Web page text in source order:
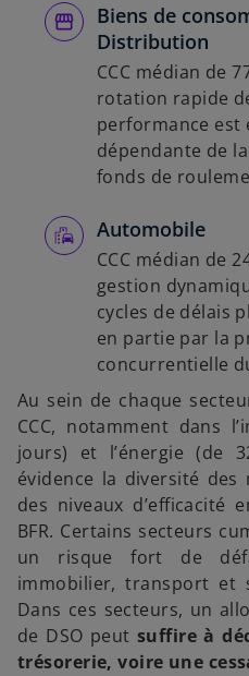
Biens de
Distribution
CCC médian de
rotation rapide
performance est
dépendante de
fonds de
Automobile
CCC médian de
gestion
cycles de délais
en partie par la
concurrentielle
Au sein de chaque
CCC, notamment dans
jours) et l’énergie (de
évidence la diversité des
des niveaux d’efficacité
BFR. Certains secteurs
un risque fort de
immobilier, transport et
Dans ces secteurs, un
de DSO peutsuffire à
trésorerie, voire une